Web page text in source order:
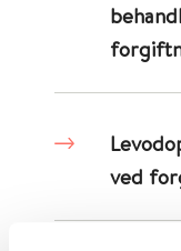
ved